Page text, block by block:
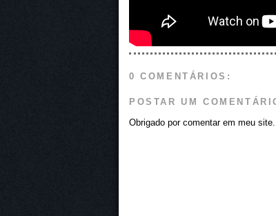
0 COMENTÁRIOS:
POSTAR UM
Obrigado por comentar em meu